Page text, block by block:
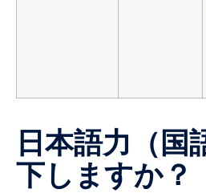
日本語力（国
下しますか？